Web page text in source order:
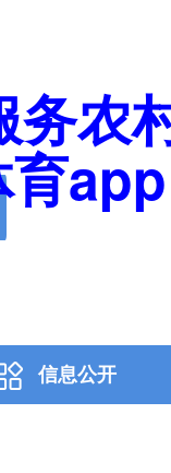
农
育app
信息公开